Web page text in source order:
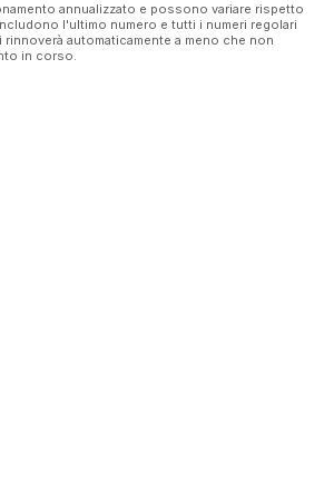
annualizzato e possono variare rispetto
l'ultimo numero e tutti i numeri regolari
automaticamente a meno che non
in corso.